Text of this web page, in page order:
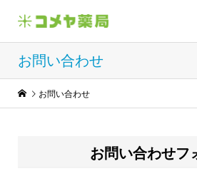
お問い合わせ
お問い合わせ
お問い合わせフ